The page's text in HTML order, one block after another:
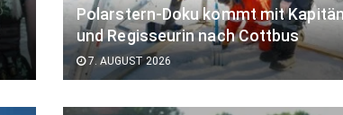
Polarstern-Doku kommt mit
und Regisseurin nach Cottbus
7. AUGUST 2026